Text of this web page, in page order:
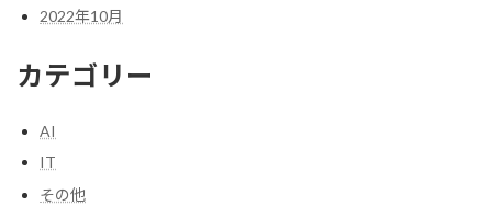
2022年10月
カテゴリー
AI
IT
その他